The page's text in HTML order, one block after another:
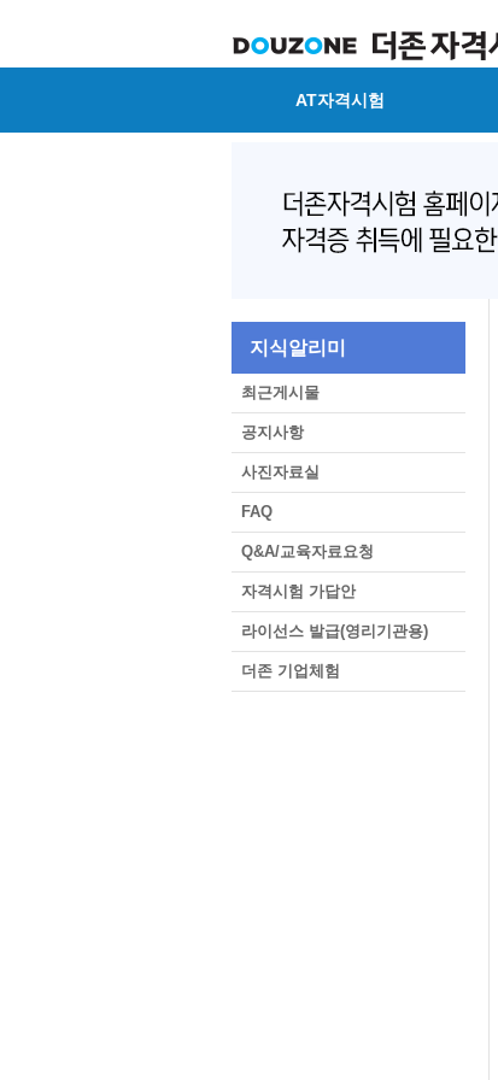
AT자격시험
지식알리미
최근게시물
공지사항
사진자료실
FAQ
Q&A/교육자료요청
자격시험 가답안
라이선스 발급(영리기관용)
더존 기업체험